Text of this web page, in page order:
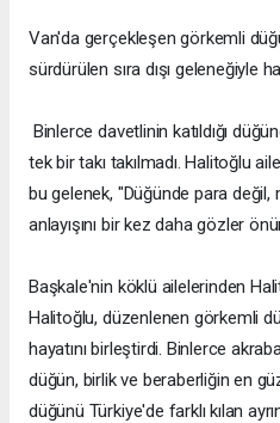
Van'da gerçekleşen görkemli
sürdürülen sıra dışı geleneğiyle
Binlerce davetlinin katıldığı
tek bir takı takılmadı. Halitoğlu
bu gelenek, "Düğünde para
anlayışını bir kez daha gözler
Başkale'nin köklü ailelerinden
Halitoğlu, düzenlenen görkemli
hayatını birleştirdi. Binlerce
düğün, birlik ve beraberliğin en
düğünü Türkiye'de farklı kılan